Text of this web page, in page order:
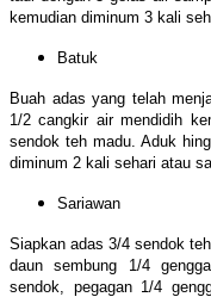
kemudian diminum 3 kali
Batuk
Buah adas yang telah
1/2 cangkir air mendidih
sendok teh madu. Aduk
diminum 2 kali sehari atau
Sariawan
Siapkan adas 3/4 sendok
daun sembung 1/4
sendok, pegagan 1/4